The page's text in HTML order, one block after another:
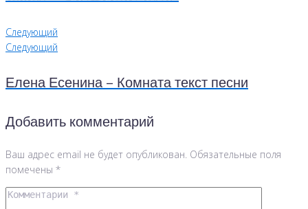
Следующий
Следующий
Елена Есенина – Комната текст песни
Добавить комментарий
Ваш адрес email не будет опубликован. Обязательные поля
помечены *